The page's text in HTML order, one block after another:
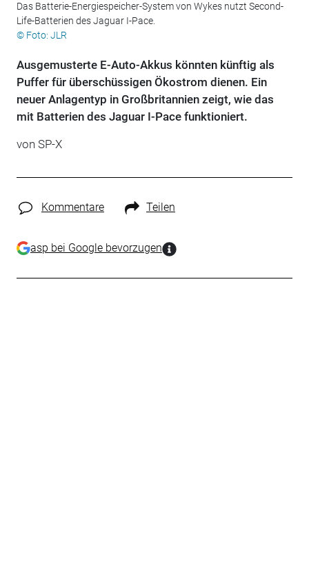
Das Batterie-Energiespeicher-System von Wykes nutzt Second-
Life-Batterien des Jaguar I-Pace.
© Foto: JLR
Ausgemusterte E-Auto-Akkus könnten künftig als
Puffer für überschüssigen Ökostrom dienen. Ein
neuer Anlagentyp in Großbritannien zeigt, wie das
mit Batterien des Jaguar I-Pace funktioniert.
von SP-X
Kommentare Teilen
asp bei Google bevorzugen